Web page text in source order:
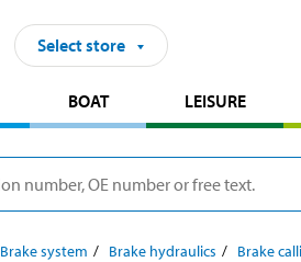
Select store
BOAT LEISURE
Brake system Brake hydraulics Brake